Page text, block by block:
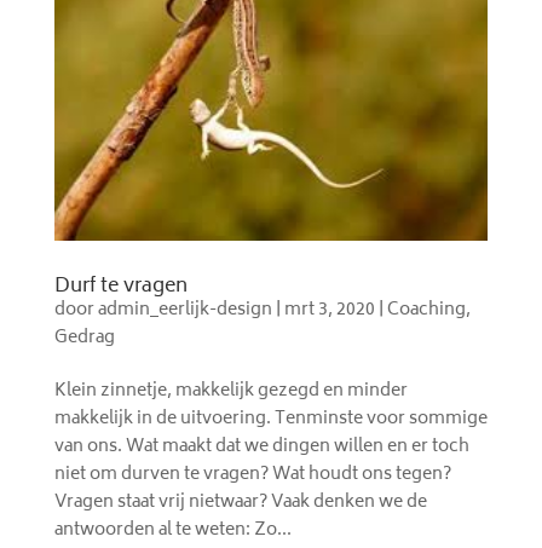
Durf te vragen
dooradmin_eerlijk-design | mrt 3, 2020 |Coaching,
Gedrag
Klein zinnetje, makkelijk gezegd en minder
makkelijk in de uitvoering. Tenminste voor sommige
van ons. Wat maakt dat we dingen willen en er toch
niet om durven te vragen? Wat houdt ons tegen?
Vragen staat vrij nietwaar? Vaak denken we de
antwoorden al te weten: Zo...